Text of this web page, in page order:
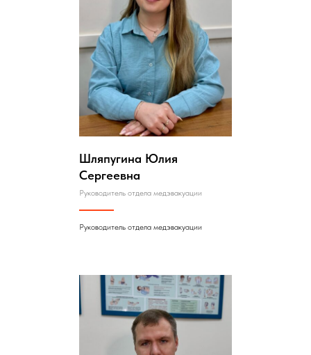
Шляпугина Юлия
Сергеевна
Руководитель отдела медэвакуации
Руководитель отдела медэвакуации